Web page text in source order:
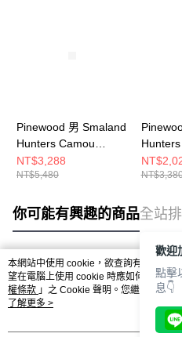
Pinewood 男 Smaland
Hunters Camou
Fleece Jacket Ms 刷
毛外套 1-56190269
NT$3,288
NT$5,480
Fleece
毛外套
你可能有興趣的商品全站
熱門標籤
本網站中使用 cookie，欲查詢有關本網站
望在電腦上使用 cookie 時應如何變更電
權條款 」之 Cookie 聲明。您繼續使用
用條款之 Cookie 聲明使用 cookie。
了解更多 >
歡迎
點擊
息👇